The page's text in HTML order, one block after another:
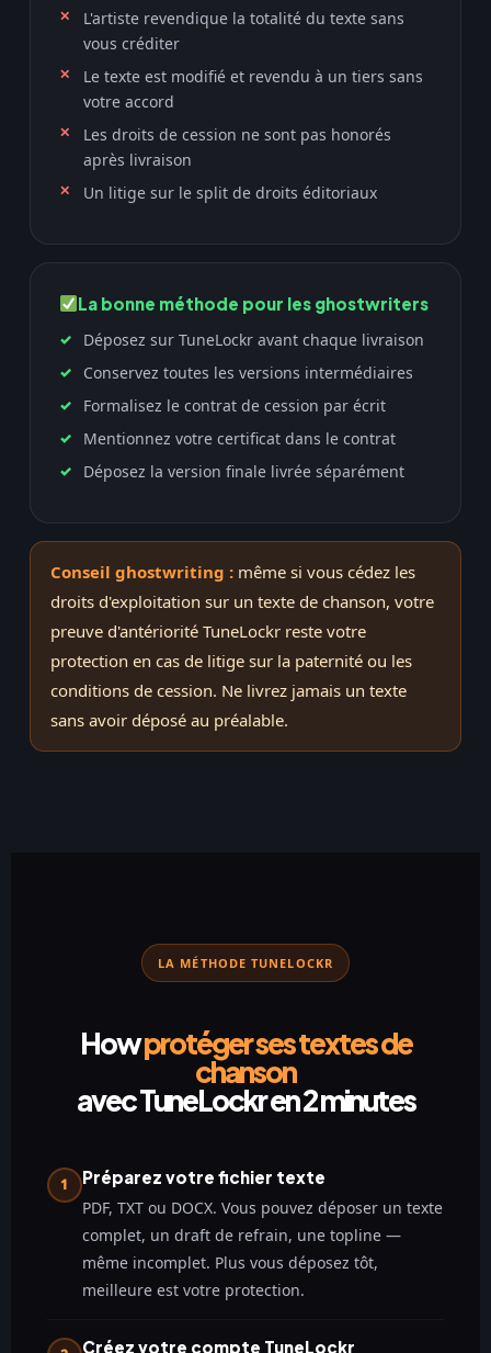
L'artiste revendique la totalité du texte sans
vous créditer
Le texte est modifié et revendu à un tiers sans
votre accord
Les droits de cession ne sont pas honorés
après livraison
Un litige sur le split de droits éditoriaux
La bonne méthode pour les ghostwriters
Déposez sur TuneLockr avant chaque livraison
Conservez toutes les versions intermédiaires
Formalisez le contrat de cession par écrit
Mentionnez votre certificat dans le contrat
Déposez la version finale livrée séparément
Conseil ghostwriting : même si vous cédez les
droits d'exploitation sur un texte de chanson, votre
preuve d'antériorité TuneLockr reste votre
protection en cas de litige sur la paternité ou les
conditions de cession. Ne livrez jamais un texte
sans avoir déposé au préalable.
LA MÉTHODE TUNELOCKR
Howprotéger ses textes de
chanson
avec TuneLockr en 2 minutes
1
Préparez votre fichier texte
PDF, TXT ou DOCX. Vous pouvez déposer un texte
complet, un draft de refrain, une topline —
même incomplet. Plus vous déposez tôt,
meilleure est votre protection.
Créez votre compte TuneLockr